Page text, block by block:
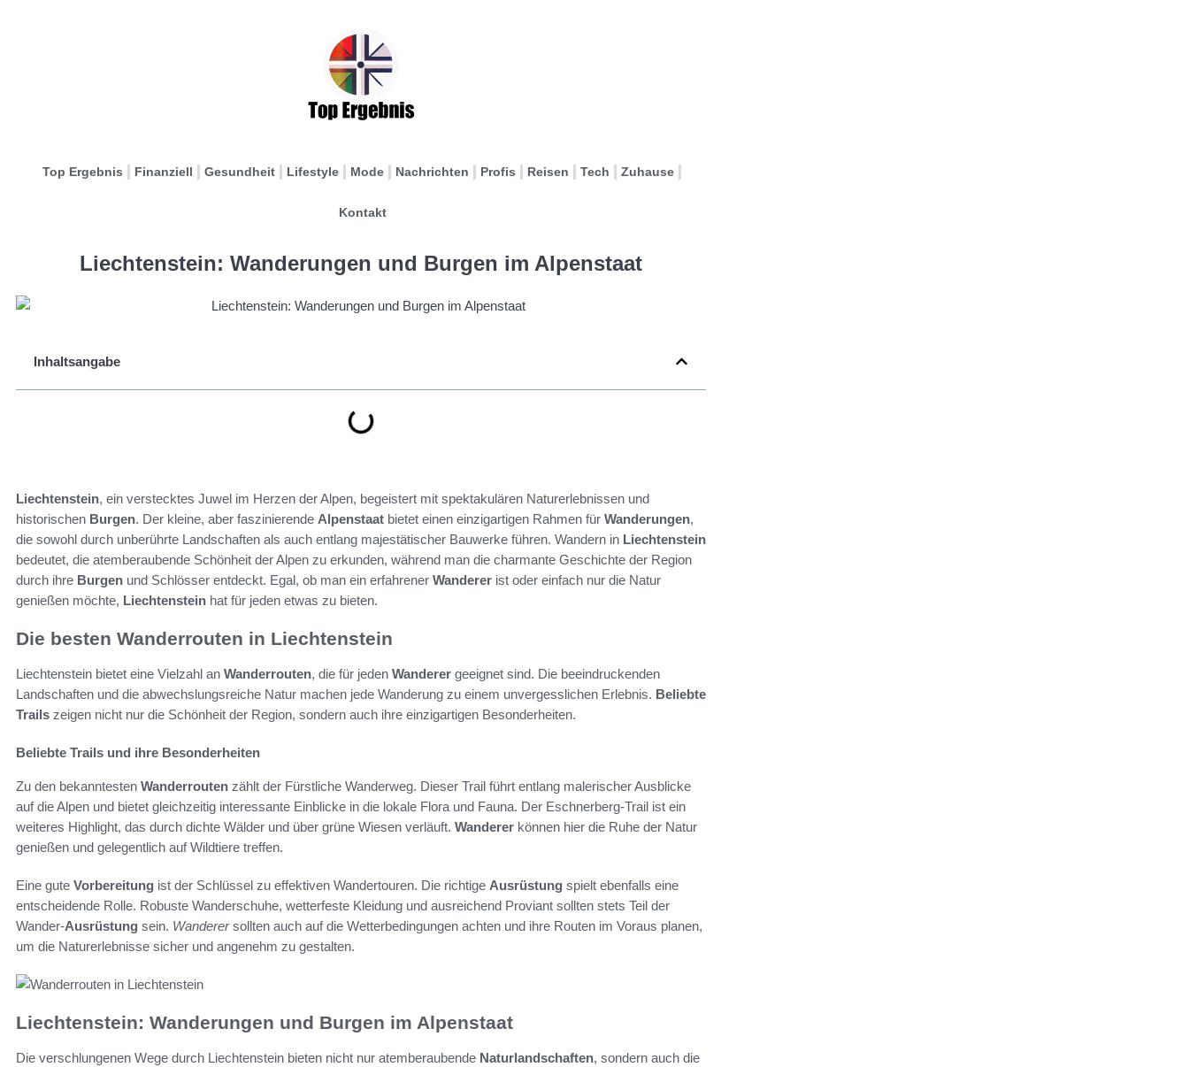
Top Ergebnis Finanziell Gesundheit Lifestyle Mode Nachrichten Profis Reisen Tech Zuhause
Kontakt
Liechtenstein: Wanderungen und Burgen im Alpenstaat
Inhaltsangabe
Liechtenstein, ein verstecktes Juwel im Herzen der Alpen, begeistert mit spektakulären Naturerlebnissen und
historischen Burgen. Der kleine, aber faszinierende Alpenstaat bietet einen einzigartigen Rahmen für Wanderungen,
die sowohl durch unberührte Landschaften als auch entlang majestätischer Bauwerke führen. Wandern in Liechtenstein
bedeutet, die atemberaubende Schönheit der Alpen zu erkunden, während man die charmante Geschichte der Region
durch ihre Burgen und Schlösser entdeckt. Egal, ob man ein erfahrener Wanderer ist oder einfach nur die Natur
genießen möchte, Liechtenstein hat für jeden etwas zu bieten.
Die besten Wanderrouten in Liechtenstein
Liechtenstein bietet eine Vielzahl an Wanderrouten, die für jeden Wanderer geeignet sind. Die beeindruckenden
Landschaften und die abwechslungsreiche Natur machen jede Wanderung zu einem unvergesslichen Erlebnis. Beliebte
Trails zeigen nicht nur die Schönheit der Region, sondern auch ihre einzigartigen Besonderheiten.
Beliebte Trails und ihre Besonderheiten
Zu den bekanntesten Wanderrouten zählt der Fürstliche Wanderweg. Dieser Trail führt entlang malerischer Ausblicke
auf die Alpen und bietet gleichzeitig interessante Einblicke in die lokale Flora und Fauna. Der Eschnerberg-Trail ist ein
weiteres Highlight, das durch dichte Wälder und über grüne Wiesen verläuft. Wanderer können hier die Ruhe der Natur
genießen und gelegentlich auf Wildtiere treffen.
Eine gute Vorbereitung ist der Schlüssel zu effektiven Wandertouren. Die richtige Ausrüstung spielt ebenfalls eine
entscheidende Rolle. Robuste Wanderschuhe, wetterfeste Kleidung und ausreichend Proviant sollten stets Teil der
Wander-Ausrüstung sein. Wanderersollten auch auf die Wetterbedingungen achten und ihre Routen im Voraus planen,
um die Naturerlebnisse sicher und angenehm zu gestalten.
Liechtenstein: Wanderungen und Burgen im Alpenstaat
Die verschlungenen Wege durch Liechtenstein bieten nicht nur atemberaubende Naturlandschaften, sondern auch die